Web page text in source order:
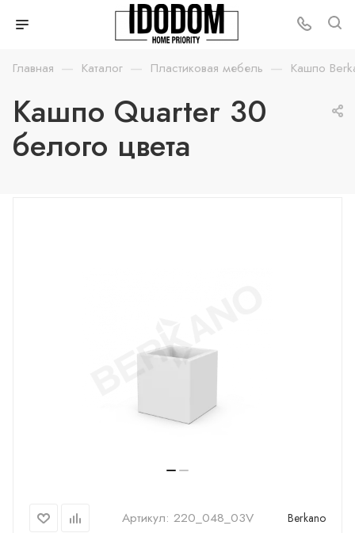
Главная — Каталог — Пластиковая мебель — Кашпо
Кашпо Quarter 30
белого цвета
Артикул: 220_048_03V Berkano